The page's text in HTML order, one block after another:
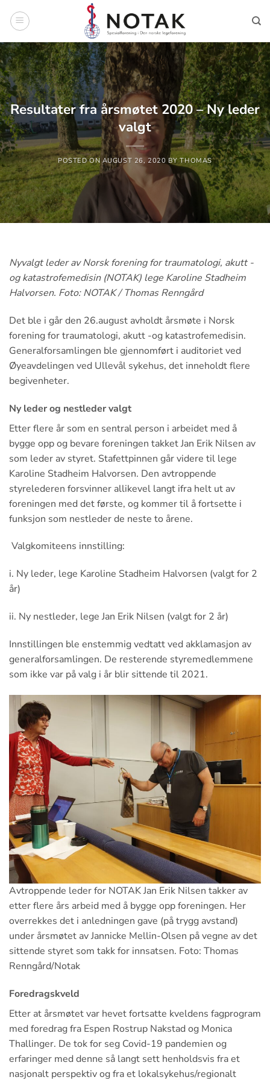
Resultater fra årsmøtet 2020 – Ny leder
valgt
POSTED ONAUGUST 26, 2020 BYTHOMAS
Nyvalgt leder av Norsk forening for traumatologi, akutt -
og katastrofemedisin (NOTAK) lege Karoline Stadheim
Halvorsen. Foto: NOTAK / Thomas Renngård
Det ble i går den 26.august avholdt årsmøte i Norsk
forening for traumatologi, akutt -og katastrofemedisin.
Generalforsamlingen ble gjennomført i auditoriet ved
Øyeavdelingen ved Ullevål sykehus, det inneholdt flere
begivenheter.
Ny leder og nestleder valgt
Etter flere år som en sentral person i arbeidet med å
bygge opp og bevare foreningen takket Jan Erik Nilsen av
som leder av styret. Stafettpinnen går videre til lege
Karoline Stadheim Halvorsen. Den avtroppende
styrelederen forsvinner allikevel langt ifra helt ut av
foreningen med det første, og kommer til å fortsette i
funksjon som nestleder de neste to årene.
Valgkomiteens innstilling:
i. Ny leder, lege Karoline Stadheim Halvorsen (valgt for 2
år)
ii. Ny nestleder, lege Jan Erik Nilsen (valgt for 2 år)
Innstillingen ble enstemmig vedtatt ved akklamasjon av
generalforsamlingen. De resterende styremedlemmene
som ikke var på valg i år blir sittende til 2021.
Avtroppende leder for NOTAK Jan Erik Nilsen takker av
etter flere års arbeid med å bygge opp foreningen. Her
overrekkes det i anledningen gave (på trygg avstand)
under årsmøtet av Jannicke Mellin-Olsen på vegne av det
sittende styret som takk for innsatsen. Foto: Thomas
Renngård/Notak
Foredragskveld
Etter at årsmøtet var hevet fortsatte kveldens fagprogram
med foredrag fra Espen Rostrup Nakstad og Monica
Thallinger. De tok for seg Covid-19 pandemien og
erfaringer med denne så langt sett henholdsvis fra et
nasjonalt perspektiv og fra et lokalsykehus/regionalt